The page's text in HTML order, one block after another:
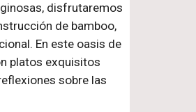
disfrutaremos
de bamboo,
En este oasis de
platos exquisitos
sobre las